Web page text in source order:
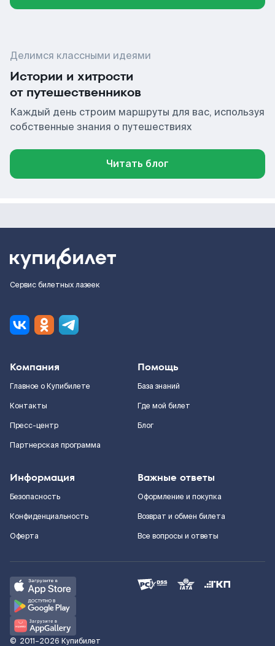
Делимся классными идеями
Истории и хитрости
от путешественников
Каждый день строим маршруты для вас, используя
собственные знания о путешествиях
Читать блог
Сервис билетных лазеек
Компания
Главное о Купибилете
Контакты
Пресс-центр
Партнерская программа
Помощь
База знаний
Где мой билет
Блог
Информация
Безопасность
Конфиденциальность
Оферта
Важные ответы
Оформление и покупка
Возврат и обмен билета
Все вопросы и ответы
© 2011–2026 Купибилет